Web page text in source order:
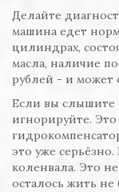
Делайте
машина едет
цилиндрах,
масла, наличие
рублей - и может
Если вы слышите
игнорируйте.
это уже
коленвала. Это
осталось жить не